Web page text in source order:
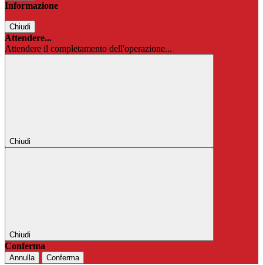
Informazione
Chiudi
Attendere...
Attendere il completamento dell'operazione...
Chiudi
Chiudi
Conferma
Annulla Conferma